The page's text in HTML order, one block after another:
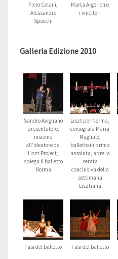
Piero Celani,
Alessandro
Specchi
Marta Argerich e
i vincitori
Galleria Edizione 2010
Sandro Avigliano
presentatore,
insieme
all’ideatore del
Liszt Project,
spiega il balletto
Norma
Liszt per Norma,
coreografa Maria
Magliulo,
balletto in prima
assoluta, apre la
serata
conclusiva della
settimana
Lisztiana
Fasi del balletto Fasi del balletto